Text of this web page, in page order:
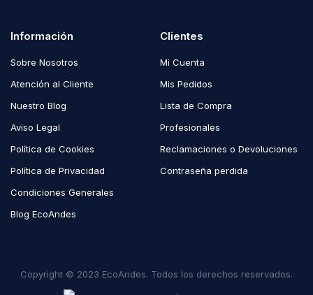
Información
Sobre Nosotros
Atención al Cliente
Nuestro Blog
Aviso Legal
Política de Cookies
Política de Privacidad
Condiciones Generales
Blog EcoAndes
Clientes
Mi Cuenta
Mis Pedidos
Lista de Compra
Profesionales
Reclamaciones o Devoluciones
Contraseña perdida
Copyright © 2023 EcoAndes. Todos los derechos reservados.